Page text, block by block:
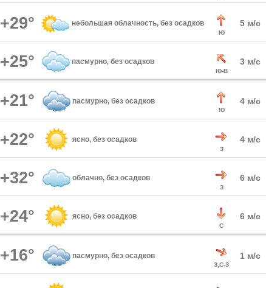
+29° небольшая облачность, без осадков
Ю
5 м/с
+25° пасмурно, без осадков
Ю-В
3 м/с
+21° пасмурно, без осадков
Ю
4 м/с
+22° ясно, без осадков
З
4 м/с
+32° облачно, без осадков
З
6 м/с
+24° ясно, без осадков
С
6 м/с
+16° пасмурно, без осадков
З,С-З
1 м/с